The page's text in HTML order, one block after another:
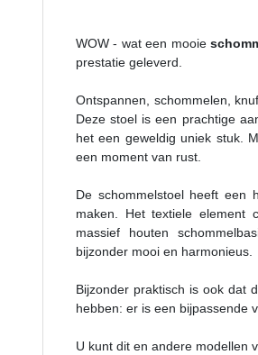
WOW - wat een mooie
prestatie geleverd.
Ontspannen, schommelen,
Deze stoel is een prachtige
het een geweldig uniek stuk.
een moment van rust.
De schommelstoel heeft een
maken. Het textiele element
massief houten
bijzonder mooi en harmonieus.
Bijzonder praktisch is ook dat
hebben: er is een bijpassende
U kunt dit en andere modellen